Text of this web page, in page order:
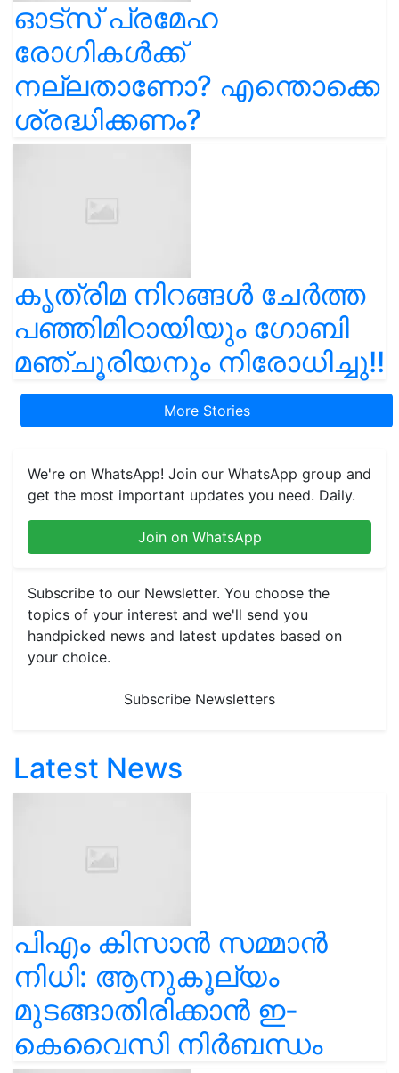
ഓട്സ് പ്രമേഹ
രോഗികൾക്ക്
നല്ലതാണോ? എന്തൊക്കെ
ശ്രദ്ധിക്കണം?
കൃത്രിമ നിറങ്ങൾ ചേർത്ത
പഞ്ഞിമിഠായിയും ഗോബി
മഞ്ചൂരിയനും നിരോധിച്ചു!!
More Stories
We're on WhatsApp! Join our WhatsApp group and
get the most important updates you need. Daily.
Join on WhatsApp
Subscribe to our Newsletter. You choose the
topics of your interest and we'll send you
handpicked news and latest updates based on
your choice.
Subscribe Newsletters
Latest News
പിഎം കിസാൻ സമ്മാൻ
നിധി: ആനുകൂല്യം
മുടങ്ങാതിരിക്കാൻ ഇ-
കെവൈസി നിർബന്ധം